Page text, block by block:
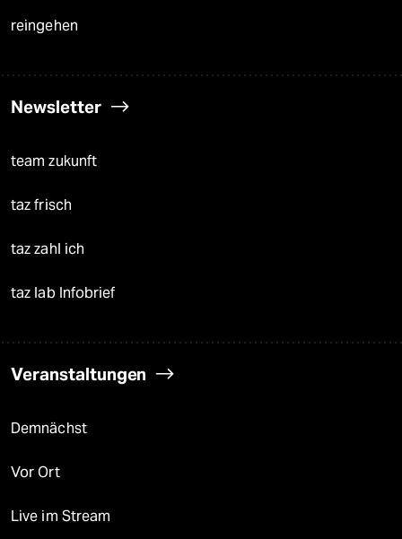
reingehen
Newsletter
team zukunft
taz frisch
taz zahl ich
taz lab Infobrief
Veranstaltungen
Demnächst
Vor Ort
Live im Stream